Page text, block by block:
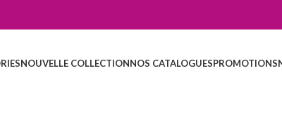
NOUVELLE COLLECTIONNOS CATALOGUESPROMOTIONS